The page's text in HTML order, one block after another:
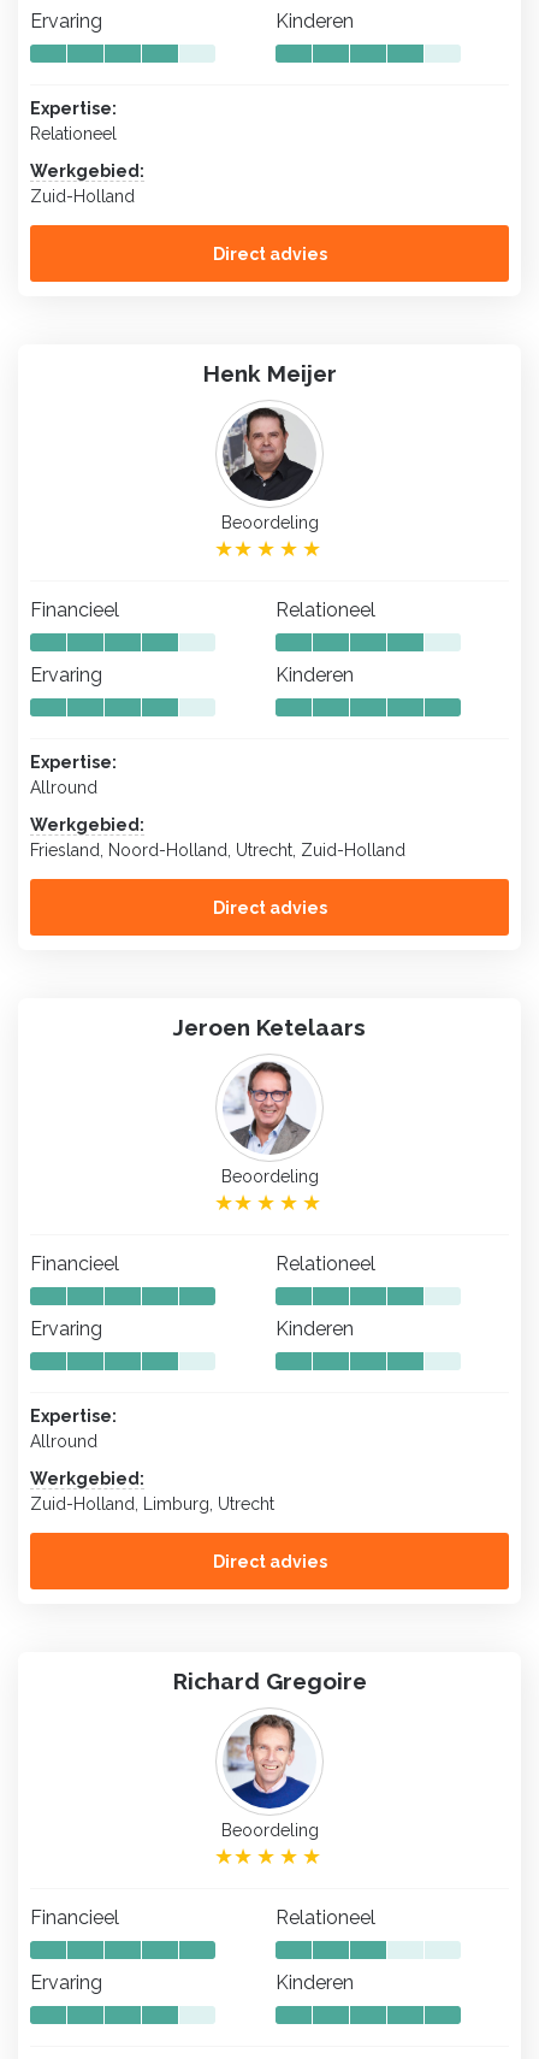
Ervaring Kinderen
Expertise:
Relationeel
Werkgebied:
Zuid-Holland
Direct advies
Henk Meijer
Beoordeling
Financieel Relationeel
Ervaring Kinderen
Expertise:
Allround
Werkgebied:
Friesland, Noord-Holland, Utrecht, Zuid-Holland
Direct advies
Jeroen Ketelaars
Beoordeling
Financieel Relationeel
Ervaring Kinderen
Expertise:
Allround
Werkgebied:
Zuid-Holland, Limburg, Utrecht
Direct advies
Richard Gregoire
Beoordeling
Financieel Relationeel
Ervaring Kinderen